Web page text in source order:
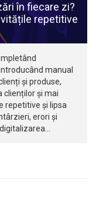
în fiecare zi?
repetitive
manual
și produse,
clienților și mai
repetitive și lipsa
erori și